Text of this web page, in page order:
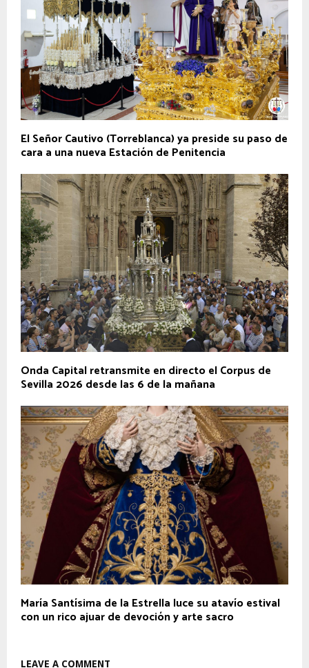
El Señor Cautivo (Torreblanca) ya preside su paso de
cara a una nueva Estación de Penitencia
Onda Capital retransmite en directo el Corpus de
Sevilla 2026 desde las 6 de la mañana
María Santísima de la Estrella luce su atavío estival
con un rico ajuar de devoción y arte sacro
LEAVE A COMMENT